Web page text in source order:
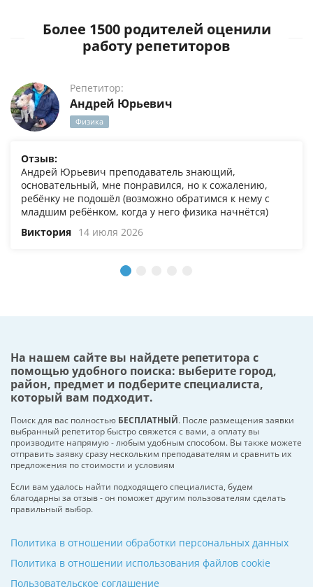
Более 1500 родителей оценили
работу репетиторов
Репетитор:
Андрей Юрьевич
Физика
Отзыв:
Андрей Юрьевич преподаватель знающий,
основательный, мне понравился, но к сожалению,
ребёнку не подошёл (возможно обратимся к нему с
младшим ребёнком, когда у него физика начнётся)
Виктория 14 июля 2026
На нашем сайте вы найдете репетитора с
помощью удобного поиска: выберите город,
район, предмет и подберите специалиста,
который вам подходит.
Поиск для вас полностью БЕСПЛАТНЫЙ. После размещения заявки
выбранный репетитор быстро свяжется с вами, а оплату вы
производите напрямую - любым удобным способом. Вы также можете
отправить заявку сразу нескольким преподавателям и сравнить их
предложения по стоимости и условиям
Если вам удалось найти подходящего специалиста, будем
благодарны за отзыв - он поможет другим пользователям сделать
правильный выбор.
Политика в отношении обработки персональных данных
Политика в отношении использования файлов cookie
Пользовательское соглашение